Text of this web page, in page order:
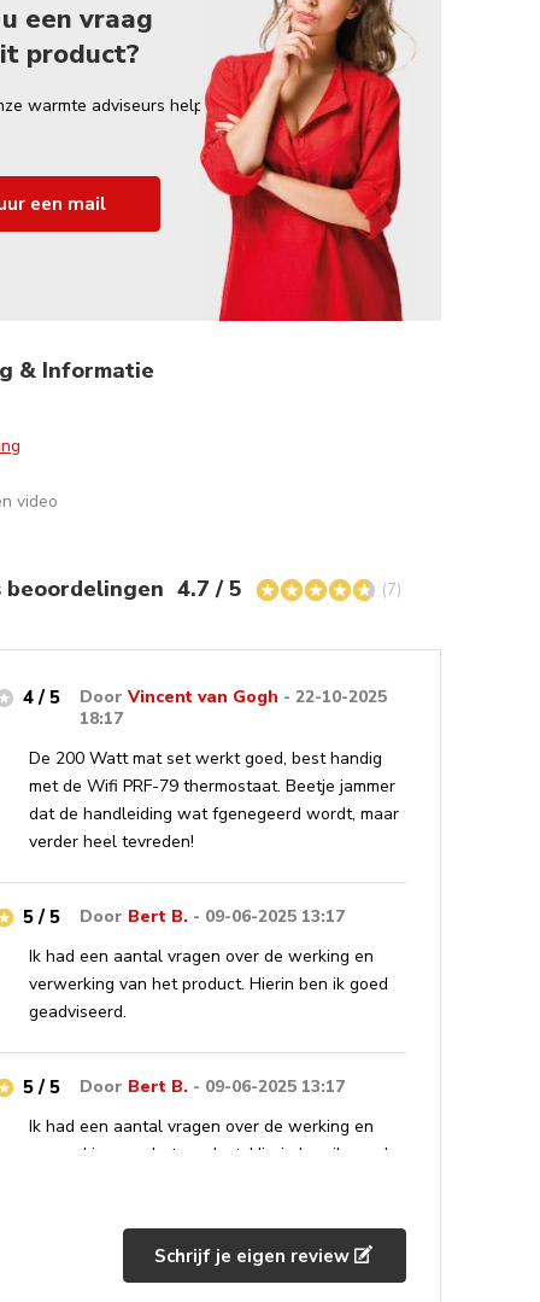
een vraag
product?
warmte adviseurs helpt
een mail
& Informatie
video
beoordelingen 4.7 / 5 (7)
DoorVincent van Gogh - 22-10-2025
18:17
4 / 5
De 200 Watt mat set werkt goed, best handig
met de Wifi PRF-79 thermostaat. Beetje jammer
dat de handleiding wat fgenegeerd wordt, maar
verder heel tevreden!
Door Bert B. - 09-06-2025 13:17
5 / 5
Ik had een aantal vragen over de werking en
verwerking van het product. Hierin ben ik goed
geadviseerd.
Door Bert B. - 09-06-2025 13:17
5 / 5
Ik had een aantal vragen over de werking en
verwerking van het product. Hierin ben ik goed
A. J.- 27-11-2024 17:50
Schrijf je eigen review